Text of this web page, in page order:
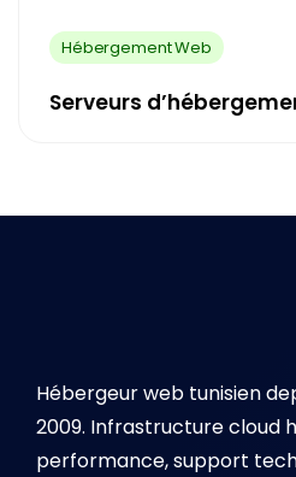
Hébergement Web
Serveurs
Hébergeur web tunisien
2009. Infrastructure cloud
performance, support